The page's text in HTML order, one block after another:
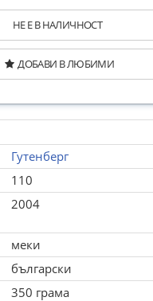
НЕ Е В НАЛИЧНОСТ
ДОБАВИ В ЛЮБИМИ
Гутенберг
110
2004
меки
български
350 грама